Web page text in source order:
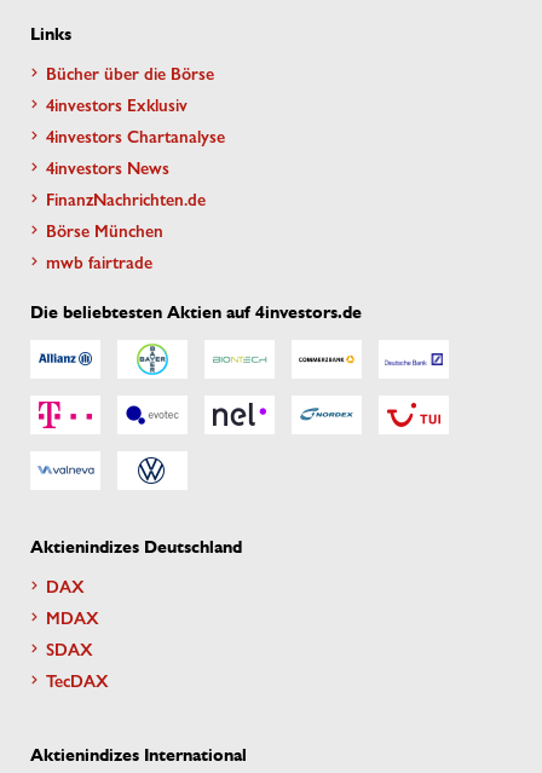
Links
Bücher über die Börse
4investors Exklusiv
4investors Chartanalyse
4investors News
FinanzNachrichten.de
Börse München
mwb fairtrade
Die beliebtesten Aktien auf 4investors.de
Aktienindizes Deutschland
DAX
MDAX
SDAX
TecDAX
Aktienindizes International